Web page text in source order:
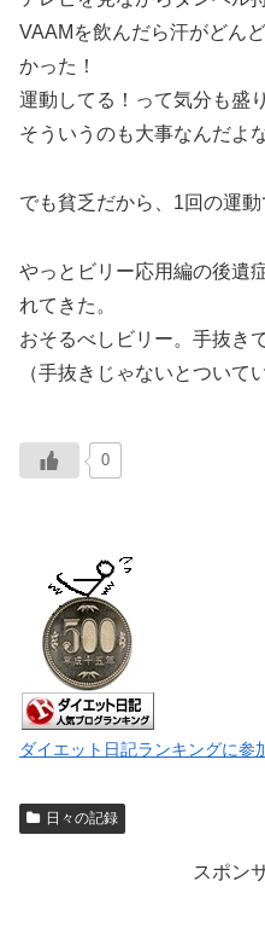
VAAMを飲んだら汗がどん
かった！
運動してる！って気分も盛
そういうのも大事なんだよな
でも貧乏だから、1回の運動
やっとビリー応用編の後遺
れてきた。
おそるべしビリー。手抜き
（手抜きじゃないとついて
0
ダイエット日記ランキングに参
日々の記録
スポン